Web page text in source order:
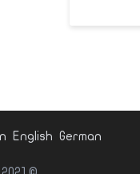
German
English